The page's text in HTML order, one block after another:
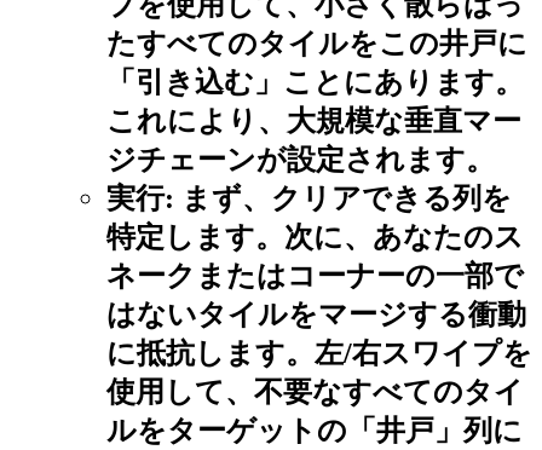
たすべてのタイルをこの井戸に
「引き込む」ことにあります。
これにより、大規模な垂直マー
ジチェーンが設定されます。
実行: まず、クリアできる列を
特定します。次に、あなたのス
ネークまたはコーナーの一部で
はないタイルをマージする衝動
に抵抗します。左/右スワイプを
使用して、不要なすべてのタイ
ルをターゲットの「井戸」列に